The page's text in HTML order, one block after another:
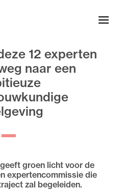
12 experten
naar een
groen licht voor de
expertencommissie die
zal begeleiden.